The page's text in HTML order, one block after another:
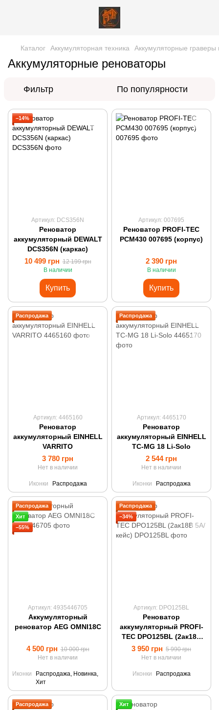
Каталог Аккумуляторная техника Аккумуляторные граверы
Аккумуляторные реноваторы
Фильтр По популярности
−14%
Артикул: DCS356N
Реноватор
аккумуляторный DEWALT
DCS356N (каркас)
10 499 грн 12 199 грн
В наличии
Купить
Артикул: 007695
Реноватор PROFI-TEC
PCM430 007695 (корпус)
2 390 грн
В наличии
Купить
Распродажа
Артикул: 4465160
Реноватор
аккумуляторный EINHELL
VARRITO
3 780 грн
Нет в наличии
Иконки Распродажа
Распродажа
Артикул: 4465170
Реноватор
аккумуляторный EINHELL
TC-MG 18 Li-Solo
2 544 грн
Нет в наличии
Иконки Распродажа
Распродажа
Хит
−55%
Артикул: 4935446705
Аккумуляторный
реноватор AEG OMNI18C
4 500 грн 10 000 грн
Нет в наличии
Иконки
Распродажа, Новинка,
Хит
Распродажа
−34%
Артикул: DPO125BL
Реноватор
аккумуляторный PROFI-
TEC DPO125BL (2ак18В
5А/кейс)
3 950 грн 5 990 грн
Нет в наличии
Иконки Распродажа
Распродажа
Хит